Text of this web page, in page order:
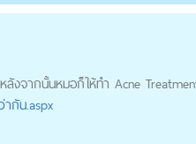
งจากนั้นหมอก็ให้ทำ Acne
กัน.aspx